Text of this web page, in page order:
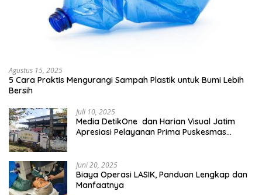
Agustus 15, 2025
5 Cara Praktis Mengurangi Sampah Plastik untuk Bumi Lebih
Bersih
Juli 10, 2025
Media DetikOne dan Harian Visual Jatim
Apresiasi Pelayanan Prima Puskesmas
Juni 20, 2025
Biaya Operasi LASIK, Panduan Lengkap dan
Manfaatnya